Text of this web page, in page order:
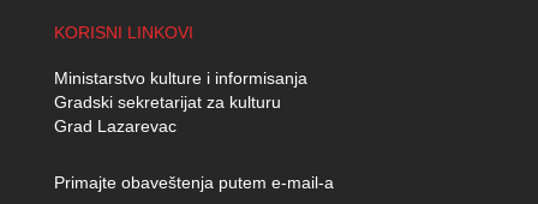
KORISNI LINKOVI
Ministarstvo kulture i informisanja
Gradski sekretarijat za kulturu
Grad Lazarevac
Primajte obaveštenja putem e-mail-a